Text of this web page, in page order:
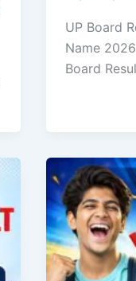
UP Board
Name
Board